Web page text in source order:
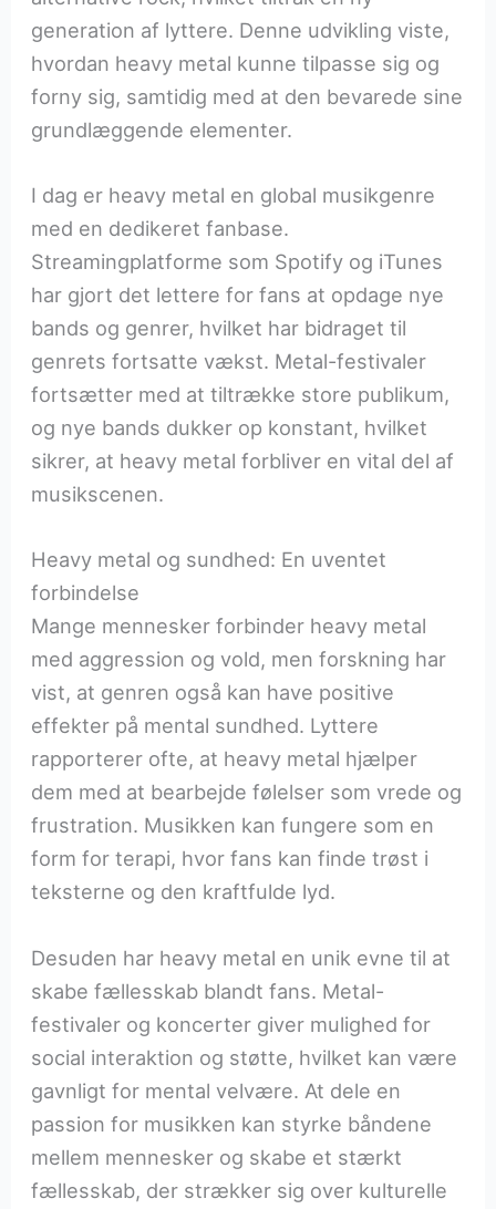
generation af lyttere. Denne udvikling viste,
hvordan heavy metal kunne tilpasse sig og
forny sig, samtidig med at den bevarede sine
grundlæggende elementer.
I dag er heavy metal en global musikgenre
med en dedikeret fanbase.
Streamingplatforme som Spotify og iTunes
har gjort det lettere for fans at opdage nye
bands og genrer, hvilket har bidraget til
genrets fortsatte vækst. Metal-festivaler
fortsætter med at tiltrække store publikum,
og nye bands dukker op konstant, hvilket
sikrer, at heavy metal forbliver en vital del af
musikscenen.
Heavy metal og sundhed: En uventet
forbindelse
Mange mennesker forbinder heavy metal
med aggression og vold, men forskning har
vist, at genren også kan have positive
effekter på mental sundhed. Lyttere
rapporterer ofte, at heavy metal hjælper
dem med at bearbejde følelser som vrede og
frustration. Musikken kan fungere som en
form for terapi, hvor fans kan finde trøst i
teksterne og den kraftfulde lyd.
Desuden har heavy metal en unik evne til at
skabe fællesskab blandt fans. Metal-
festivaler og koncerter giver mulighed for
social interaktion og støtte, hvilket kan være
gavnligt for mental velvære. At dele en
passion for musikken kan styrke båndene
mellem mennesker og skabe et stærkt
fællesskab, der strækker sig over kulturelle